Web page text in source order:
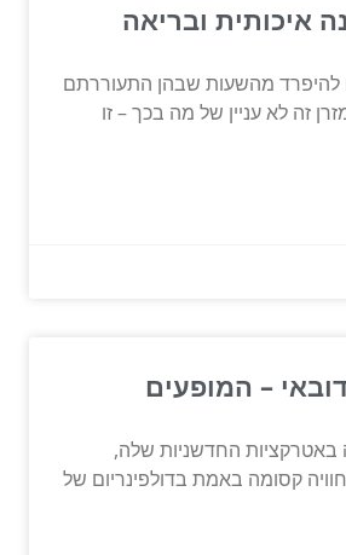
איכותית ובריאה
להיפרד מהשעות שבהן התעוררתם
זה לא עניין של מה בכך – זו
– המופעים
באטרקציות החדשניות שלה,
קסומה באמת בדולפינריום של